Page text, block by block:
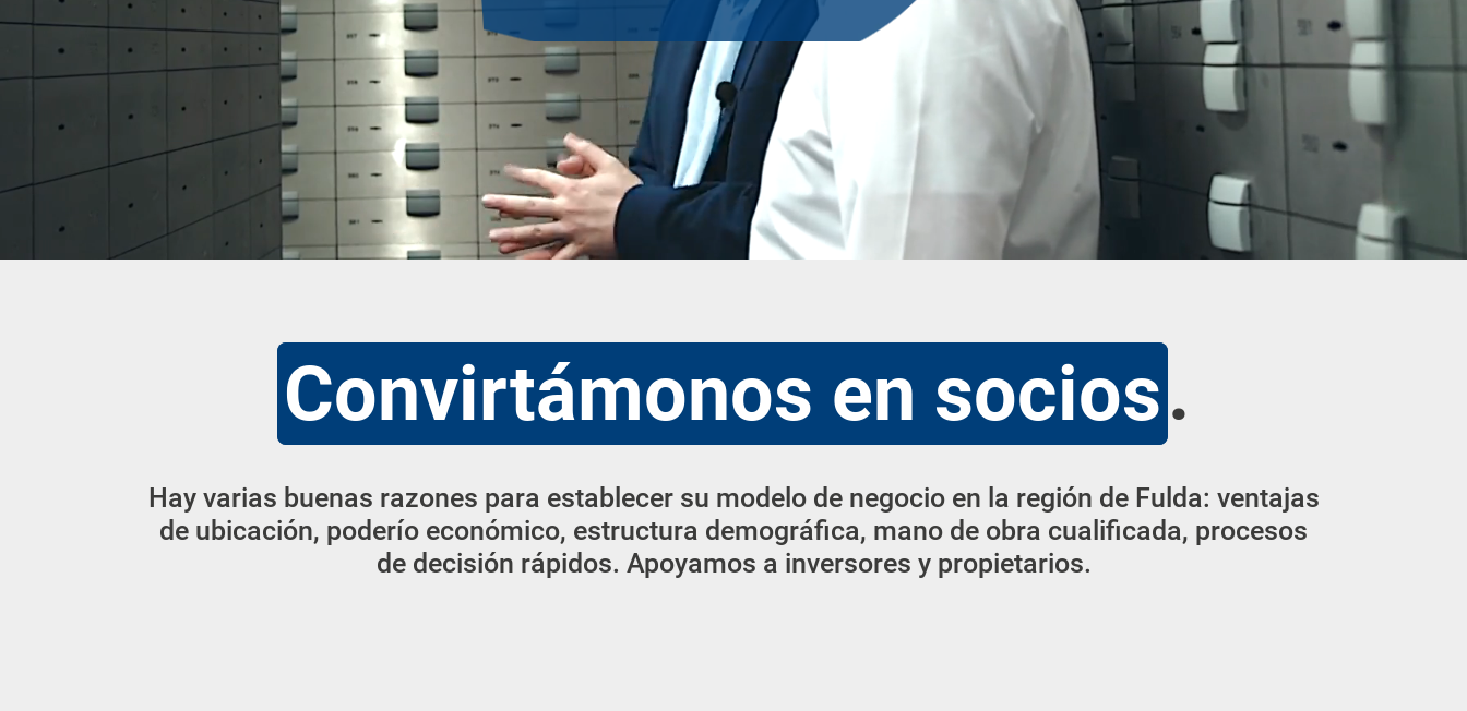
Convirtámonos en socios.
Hay varias buenas razones para establecer su modelo de negocio en la región de Fulda: ventajas
de ubicación, poderío económico, estructura demográfica, mano de obra cualificada, procesos
de decisión rápidos. Apoyamos a inversores y propietarios.